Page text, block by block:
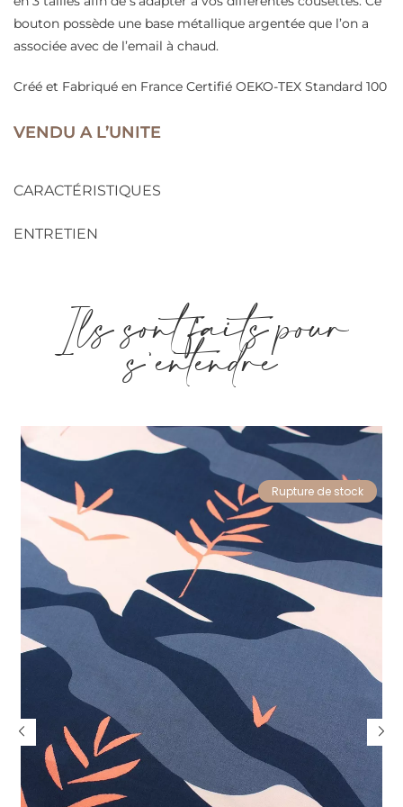
bouton possède une base métallique argentée que l’on a
associée avec de l’email à chaud.
Créé et Fabriqué en France Certifié OEKO-TEX Standard 100
VENDU A L’UNITE
CARACTÉRISTIQUES
ENTRETIEN
Ils sont faits pour
s'entendre
Rupture de stock